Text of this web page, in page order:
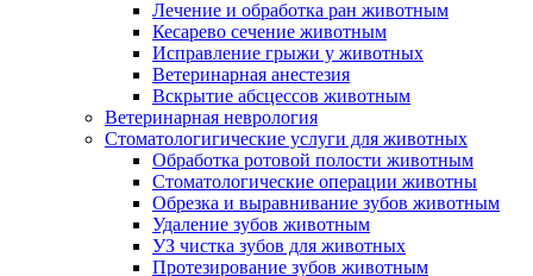
Лечение и обработка ран животным
Кесарево сечение животным
Исправление грыжи у животных
Ветеринарная анестезия
Вскрытие абсцессов животным
Ветеринарная неврология
Стоматологигические услуги для животных
Обработка ротовой полости животным
Стоматологические операции животны
Обрезка и выравнивание зубов животным
Удаление зубов животным
УЗ чистка зубов для животных
Протезирование зубов животным